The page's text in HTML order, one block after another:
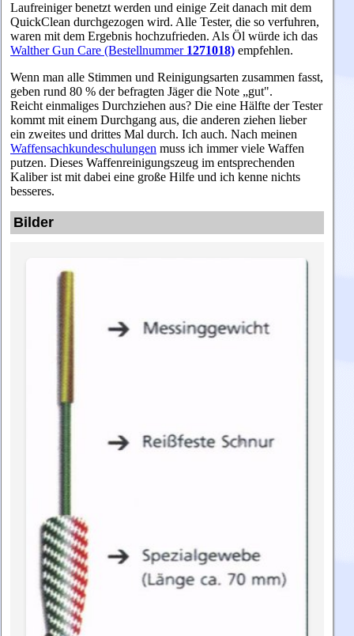
Laufreiniger benetzt werden und einige Zeit danach mit dem
QuickClean durchgezogen wird. Alle Tester, die so verfuhren,
waren mit dem Ergebnis hochzufrieden. Als Öl würde ich das
Walther Gun Care (Bestellnummer 1271018) empfehlen.
Wenn man alle Stimmen und Reinigungsarten zusammen fasst,
geben rund 80 % der befragten Jäger die Note „gut".
Reicht einmaliges Durchziehen aus? Die eine Hälfte der Tester
kommt mit einem Durchgang aus, die anderen ziehen lieber
ein zweites und drittes Mal durch. Ich auch. Nach meinen
Waffensachkundeschulungen muss ich immer viele Waffen
putzen. Dieses Waffenreinigungszeug im entsprechenden
Kaliber ist mit dabei eine große Hilfe und ich kenne nichts
besseres.
Bilder